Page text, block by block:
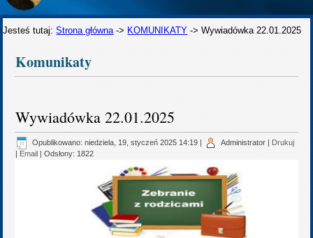
Jesteś tutaj:Strona główna -> KOMUNIKATY ->Wywiadówka 22.01.2025
Komunikaty
Wywiadówka 22.01.2025
Opublikowano: niedziela, 19, styczeń 2025 14:19 | Administrator |Drukuj
|Email | Odsłony: 1822